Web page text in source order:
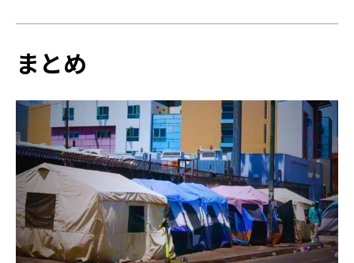
まとめ